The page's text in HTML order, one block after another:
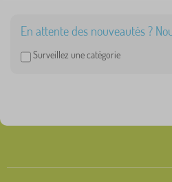
En attente des nouveautés ?
Surveillez une catégorie